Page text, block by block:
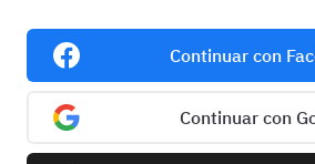
Continuar con
Continuar con